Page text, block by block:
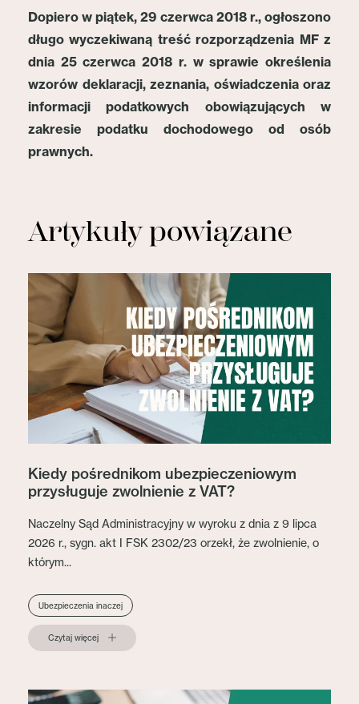
Dopiero w piątek, 29 czerwca 2018 r., ogłoszono
długo wyczekiwaną treść rozporządzenia MF z
dnia 25 czerwca 2018 r. w sprawie określenia
wzorów deklaracji, zeznania, oświadczenia oraz
informacji podatkowych obowiązujących w
zakresie podatku dochodowego od osób
prawnych.
Artykuły powiązane
Kiedy pośrednikom ubezpieczeniowym
przysługuje zwolnienie z VAT?
Naczelny Sąd Administracyjny w wyroku z dnia z 9 lipca
2026 r., sygn. akt I FSK 2302/23 orzekł, że zwolnienie, o
którym...
Ubezpieczenia inaczej
Czytaj więcej